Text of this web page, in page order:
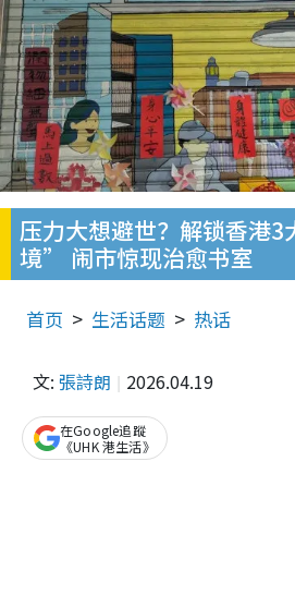
压力大想避世？解锁香港
境” 闹市惊现治愈书室
首页 生活话题 热话
文: 張詩朗 2026.04.19
在Google追蹤
《UHK 港生活》